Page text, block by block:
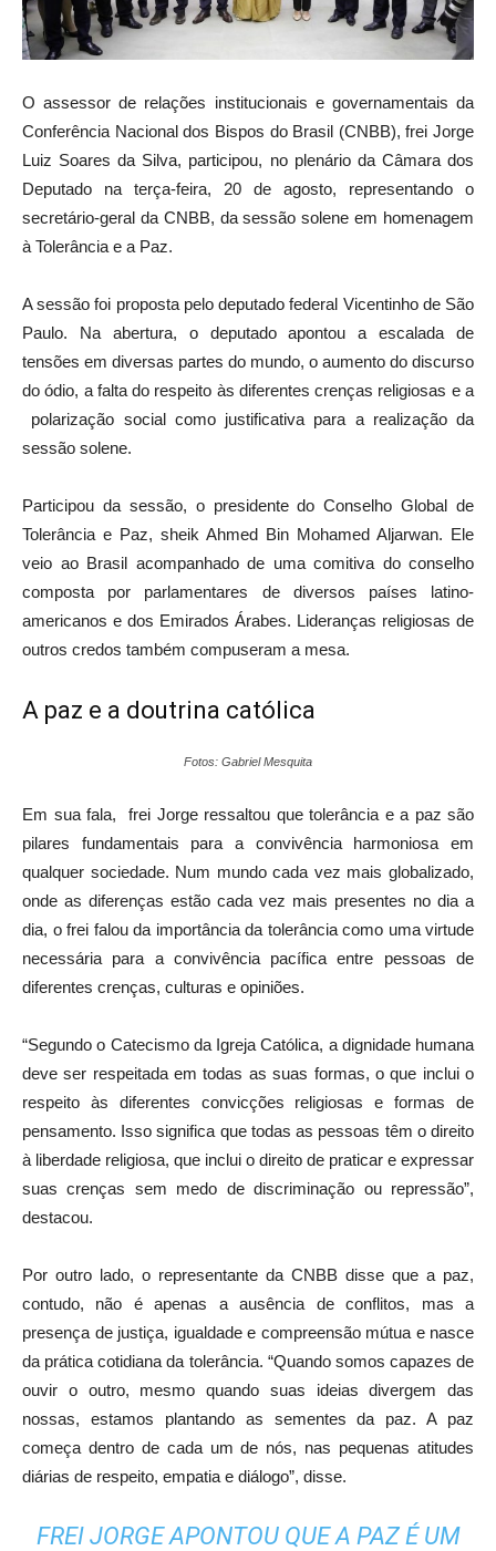
O assessor de relações institucionais e governamentais da
Conferência Nacional dos Bispos do Brasil (CNBB), frei Jorge
Luiz Soares da Silva, participou, no plenário da Câmara dos
Deputado na terça-feira, 20 de agosto, representando o
secretário-geral da CNBB, da sessão solene em homenagem
à Tolerância e a Paz.
A sessão foi proposta pelo deputado federal Vicentinho de São
Paulo. Na abertura, o deputado apontou a escalada de
tensões em diversas partes do mundo, o aumento do discurso
do ódio, a falta do respeito às diferentes crenças religiosas e a
polarização social como justificativa para a realização da
sessão solene.
Participou da sessão, o presidente do Conselho Global de
Tolerância e Paz, sheik Ahmed Bin Mohamed Aljarwan. Ele
veio ao Brasil acompanhado de uma comitiva do conselho
composta por parlamentares de diversos países latino-
americanos e dos Emirados Árabes. Lideranças religiosas de
outros credos também compuseram a mesa.
A paz e a doutrina católica
Fotos: Gabriel Mesquita
Em sua fala, frei Jorge ressaltou que tolerância e a paz são
pilares fundamentais para a convivência harmoniosa em
qualquer sociedade. Num mundo cada vez mais globalizado,
onde as diferenças estão cada vez mais presentes no dia a
dia, o frei falou da importância da tolerância como uma virtude
necessária para a convivência pacífica entre pessoas de
diferentes crenças, culturas e opiniões.
“Segundo o Catecismo da Igreja Católica, a dignidade humana
deve ser respeitada em todas as suas formas, o que inclui o
respeito às diferentes convicções religiosas e formas de
pensamento. Isso significa que todas as pessoas têm o direito
à liberdade religiosa, que inclui o direito de praticar e expressar
suas crenças sem medo de discriminação ou repressão”,
destacou.
Por outro lado, o representante da CNBB disse que a paz,
contudo, não é apenas a ausência de conflitos, mas a
presença de justiça, igualdade e compreensão mútua e nasce
da prática cotidiana da tolerância. “Quando somos capazes de
ouvir o outro, mesmo quando suas ideias divergem das
nossas, estamos plantando as sementes da paz. A paz
começa dentro de cada um de nós, nas pequenas atitudes
diárias de respeito, empatia e diálogo”, disse.
FREI JORGE APONTOU QUE A PAZ É UM